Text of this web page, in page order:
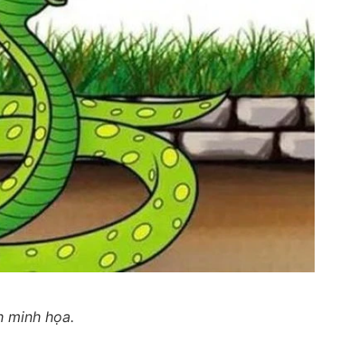
minh họa.